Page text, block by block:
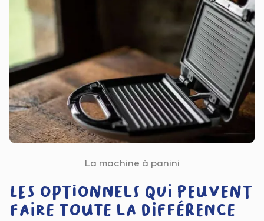
La machine à panini
Les optionnels qui peuvent
faire toute la différence